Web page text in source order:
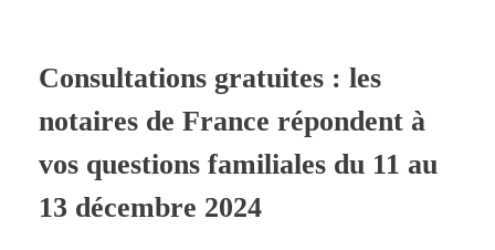
Consultations gratuites : les
notaires de France répondent à
vos questions familiales du 11 au
13 décembre 2024